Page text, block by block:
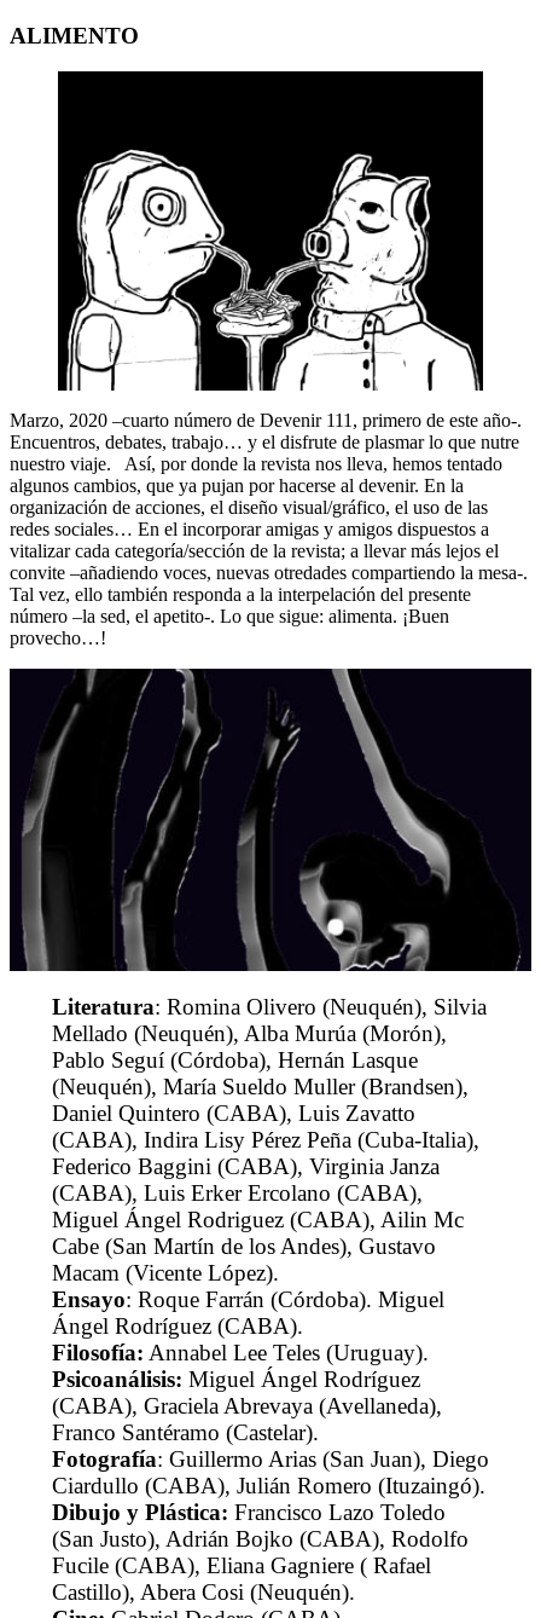
ALIMENTO
Marzo, 2020 –cuarto número de Devenir 111, primero de este año-.
Encuentros, debates, trabajo… y el disfrute de plasmar lo que nutre
nuestro viaje. Así, por donde la revista nos lleva, hemos tentado
algunos cambios, que ya pujan por hacerse al devenir. En la
organización de acciones, el diseño visual/gráfico, el uso de las
redes sociales… En el incorporar amigas y amigos dispuestos a
vitalizar cada categoría/sección de la revista; a llevar más lejos el
convite –añadiendo voces, nuevas otredades compartiendo la mesa-.
Tal vez, ello también responda a la interpelación del presente
número –la sed, el apetito-. Lo que sigue: alimenta. ¡Buen
provecho…!
Literatura: Romina Olivero (Neuquén), Silvia
Mellado (Neuquén), Alba Murúa (Morón),
Pablo Seguí (Córdoba), Hernán Lasque
(Neuquén), María Sueldo Muller (Brandsen),
Daniel Quintero (CABA), Luis Zavatto
(CABA), Indira Lisy Pérez Peña (Cuba-Italia),
Federico Baggini (CABA), Virginia Janza
(CABA), Luis Erker Ercolano (CABA),
Miguel Ángel Rodriguez (CABA), Ailin Mc
Cabe (San Martín de los Andes), Gustavo
Macam (Vicente López).
Ensayo: Roque Farrán (Córdoba). Miguel
Ángel Rodríguez (CABA).
Filosofía: Annabel Lee Teles (Uruguay).
Psicoanálisis: Miguel Ángel Rodríguez
(CABA), Graciela Abrevaya (Avellaneda),
Franco Santéramo (Castelar).
Fotografía: Guillermo Arias (San Juan), Diego
Ciardullo (CABA), Julián Romero (Ituzaingó).
Dibujo y Plástica: Francisco Lazo Toledo
(San Justo), Adrián Bojko (CABA), Rodolfo
Fucile (CABA), Eliana Gagniere ( Rafael
Castillo), Abera Cosi (Neuquén).